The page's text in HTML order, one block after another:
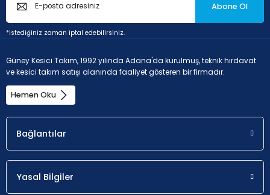
Abone Ol
*istediğiniz zaman iptal edebilirsiniz.
Güney Kesici Takım, 1992 yılında Adana'da kurulmuş, teknik hırdavat
ve kesici takım satışı alanında faaliyet gösteren bir firmadır.
Hemen Oku
Bağlantılar
Yasal Bilgiler